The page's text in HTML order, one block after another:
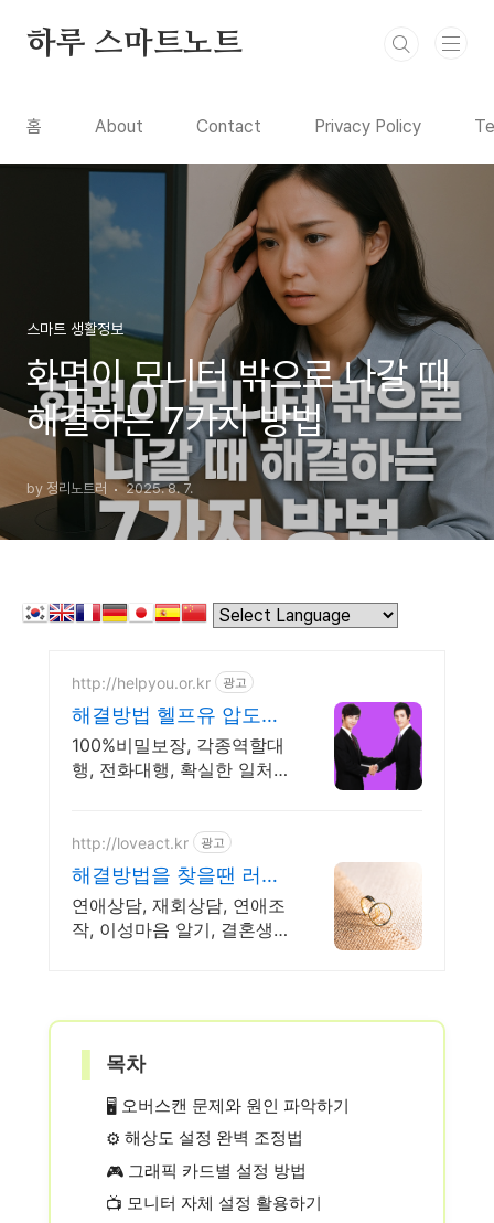
하루 스마트노트
홈 About Contact Privacy Policy
스마트 생활정보
화면이 모니터 밖으로 나갈 때
해결하는 7가지 방법
by 정리노트러 2025. 8. 7.
http://helpyou.or.kr 광고
해결방법 헬프유 압도적
재이용 역할대행, 상황연
출 전문업체
100%비밀보장, 각종역할대
행, 전화대행, 확실한 일처
때는 언제나 헬프유를 기억
해주세요. 다양한 문제 해결
가능
http://loveact.kr 광고
해결방법을 찾을땐 러브
액트 역할대행운영 실전
경험 충분
연애상담, 재회상담, 연애조
작, 이성마음 알기, 결혼생
일단 문의부탁드립니다.
목차
🖥️ 오버스캔 문제와 원인 파악하기
⚙️ 해상도 설정 완벽 조정법
🎮 그래픽 카드별 설정 방법
📺 모니터 자체 설정 활용하기